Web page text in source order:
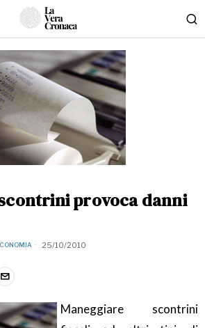
provoca danni
25/10/2010
Maneggiare scontrini